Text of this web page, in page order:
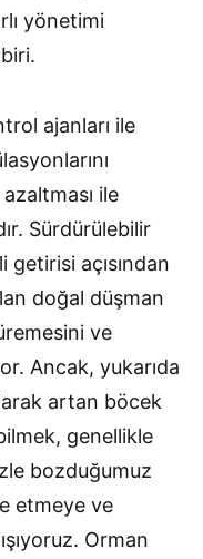
yönetimi
ajanları ile
ile
Sürdürülebilir
getirisi açısından
doğal düşman
ve
Ancak, yukarıda
artan böcek
genellikle
bozduğumuz
etmeye ve
Orman